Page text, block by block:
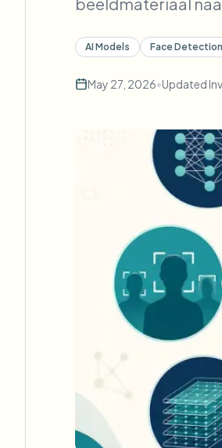
AI Models Face Detection
May 27, 2026•Updated